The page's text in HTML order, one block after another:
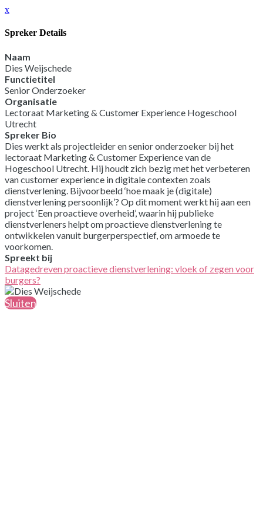
x
Spreker Details
Naam
Dies Weijschede
Functietitel
Senior Onderzoeker
Organisatie
Lectoraat Marketing & Customer Experience Hogeschool
Utrecht
Spreker Bio
Dies werkt als projectleider en senior onderzoeker bij het
lectoraat Marketing & Customer Experience van de
Hogeschool Utrecht. Hij houdt zich bezig met het verbeteren
van customer experience in digitale contexten zoals
dienstverlening. Bijvoorbeeld ‘hoe maak je (digitale)
dienstverlening persoonlijk’? Op dit moment werkt hij aan een
project ‘Een proactieve overheid’, waarin hij publieke
dienstverleners helpt om proactieve dienstverlening te
ontwikkelen vanuit burgerperspectief, om armoede te
voorkomen.
Spreekt bij
Datagedreven proactieve dienstverlening: vloek of zegen voor
burgers?
Sluiten